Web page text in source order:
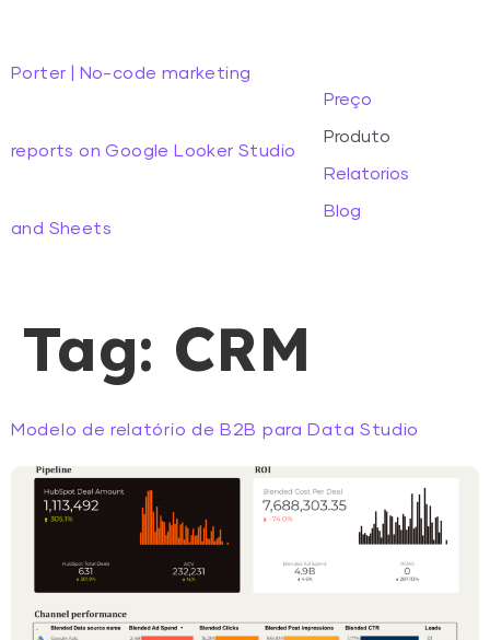
Porter | No-code marketing
reports on Google Looker Studio
and Sheets
Preço
Produto
Relatorios
Blog
Tag: CRM
Modelo de relatório de B2B para Data Studio